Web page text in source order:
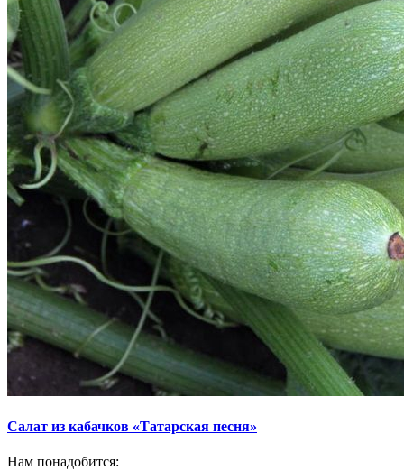
Салат из кабачков «Татарская песня»
Нам понадобится: